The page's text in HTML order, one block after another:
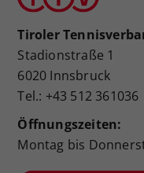
Tiroler
Stadionstraße 1
6020 Innsbruck
Tel.: +43 512 361036
Öffnungszeiten:
Montag bis